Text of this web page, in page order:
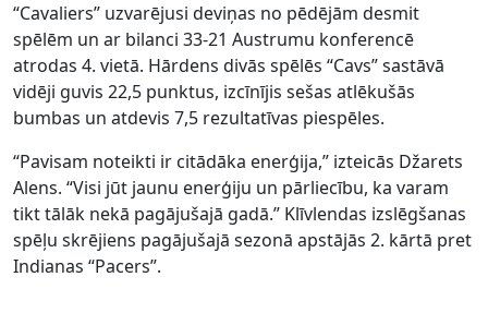
“Cavaliers” uzvarējusi deviņas no pēdējām desmit
spēlēm un ar bilanci 33-21 Austrumu konferencē
atrodas 4. vietā. Hārdens divās spēlēs “Cavs” sastāvā
vidēji guvis 22,5 punktus, izcīnījis sešas atlēkušās
bumbas un atdevis 7,5 rezultatīvas piespēles.
“Pavisam noteikti ir citādāka enerģija,” izteicās Džarets
Alens. “Visi jūt jaunu enerģiju un pārliecību, ka varam
tikt tālāk nekā pagājušajā gadā.” Klīvlendas izslēgšanas
spēļu skrējiens pagājušajā sezonā apstājās 2. kārtā pret
Indianas “Pacers”.